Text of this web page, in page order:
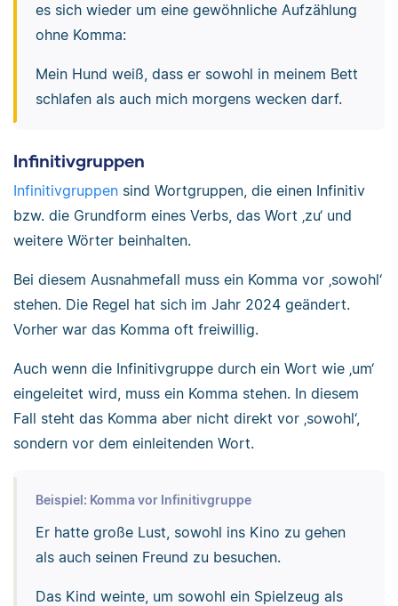
es sich wieder um eine gewöhnliche Aufzählung
ohne Komma:
Mein Hund weiß, dass er sowohl in meinem Bett
schlafen als auch mich morgens wecken darf.
Infinitivgruppen
Infinitivgruppen sind Wortgruppen, die einen Infinitiv
bzw. die Grundform eines Verbs, das Wort ‚zu‘ und
weitere Wörter beinhalten.
Bei diesem Ausnahmefall muss ein Komma vor ‚sowohl‘
stehen. Die Regel hat sich im Jahr 2024 geändert.
Vorher war das Komma oft freiwillig.
Auch wenn die Infinitivgruppe durch ein Wort wie ‚um‘
eingeleitet wird, muss ein Komma stehen. In diesem
Fall steht das Komma aber nicht direkt vor ‚sowohl‘,
sondern vor dem einleitenden Wort.
Beispiel: Komma vor Infinitivgruppe
Er hatte große Lust, sowohl ins Kino zu gehen
als auch seinen Freund zu besuchen.
Das Kind weinte, um sowohl ein Spielzeug als